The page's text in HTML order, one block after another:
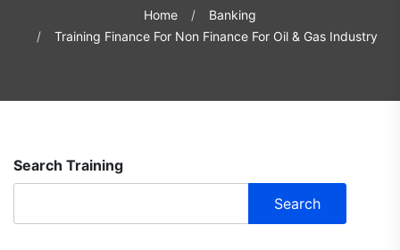
Home
Banking
Training Finance For Non Finance For Oil & Gas Industry
Search Training
Search